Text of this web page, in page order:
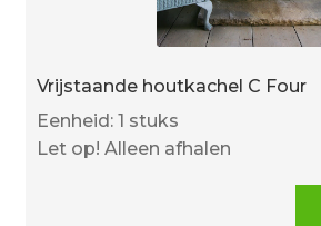
Vrijstaande houtkachel C Four
Eenheid: 1 stuks
Let op! Alleen afhalen